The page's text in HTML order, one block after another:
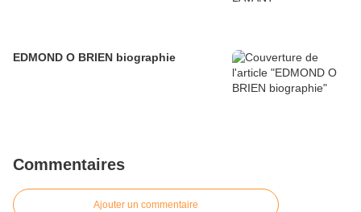
EDMOND O BRIEN biographie
Commentaires
Ajouter un commentaire